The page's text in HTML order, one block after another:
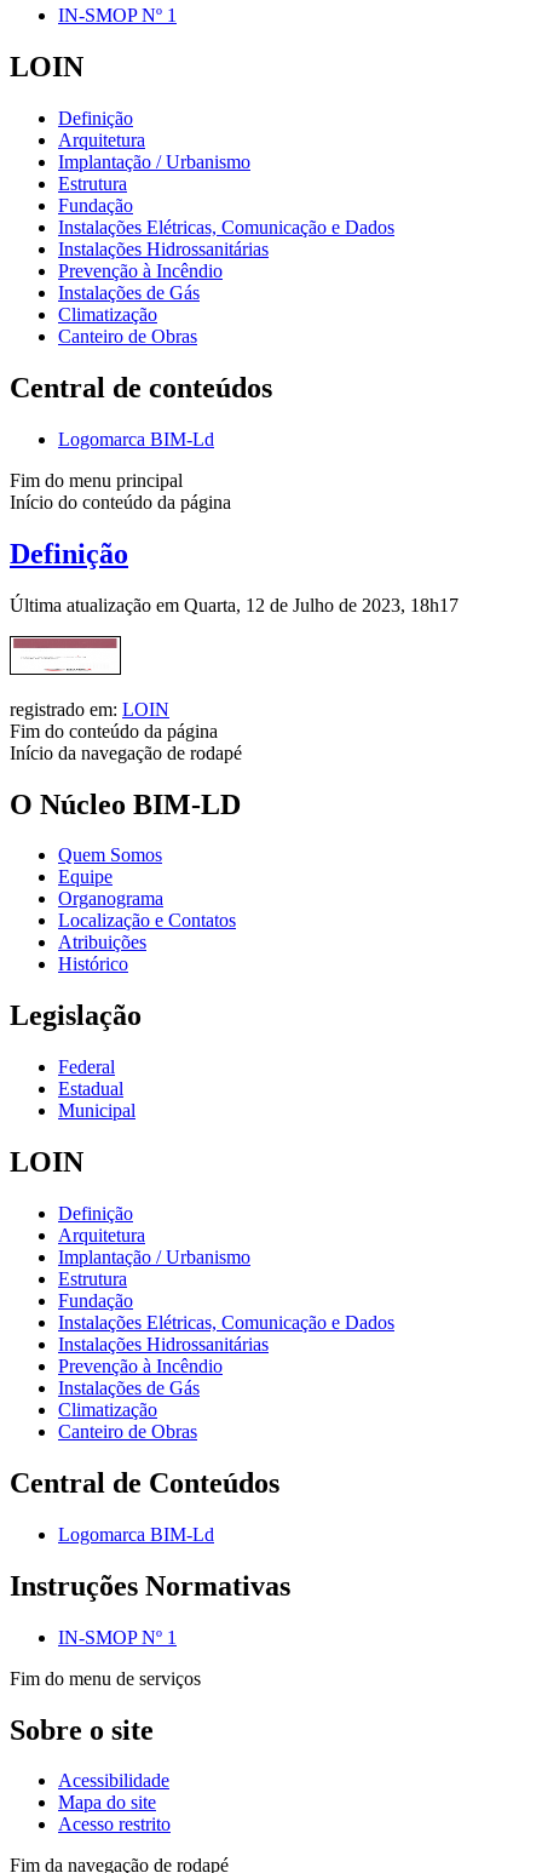
IN-SMOP Nº 1
LOIN
Definição
Arquitetura
Implantação / Urbanismo
Estrutura
Fundação
Instalações Elétricas, Comunicação e Dados
Instalações Hidrossanitárias
Prevenção à Incêndio
Instalações de Gás
Climatização
Canteiro de Obras
Central de conteúdos
Logomarca BIM-Ld
Fim do menu principal
Início do conteúdo da página
Definição
Última atualização em Quarta, 12 de Julho de 2023, 18h17
registrado em: LOIN
Fim do conteúdo da página
Início da navegação de rodapé
O Núcleo BIM-LD
Quem Somos
Equipe
Organograma
Localização e Contatos
Atribuições
Histórico
Legislação
Federal
Estadual
Municipal
LOIN
Definição
Arquitetura
Implantação / Urbanismo
Estrutura
Fundação
Instalações Elétricas, Comunicação e Dados
Instalações Hidrossanitárias
Prevenção à Incêndio
Instalações de Gás
Climatização
Canteiro de Obras
Central de Conteúdos
Logomarca BIM-Ld
Instruções Normativas
IN-SMOP Nº 1
Fim do menu de serviços
Sobre o site
Acessibilidade
Mapa do site
Acesso restrito
Fim da navegação de rodapé